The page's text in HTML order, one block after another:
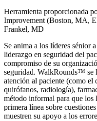
Herramienta proporcionada
Improvement (Boston, MA,
Frankel, MD
Se anima a los líderes
liderazgo en seguridad del
compromiso de su
seguridad. WalkRounds™ se
atención al paciente (como el
quirófanos, radiología),
método informal para que los
primera línea sobre
muestren su apoyo a los